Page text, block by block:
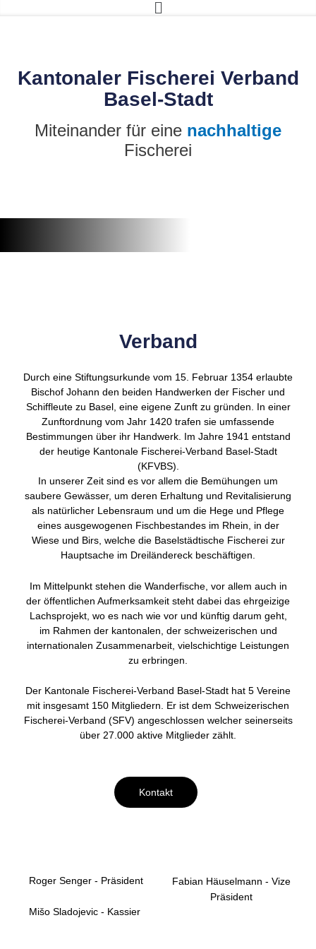
Main
Kantonaler Fischerei Verband
Basel-Stadt
Miteinander für eine nachhaltige
Fischerei
Fabian Häuselmann - Vize
Präsident
Roger Senger - Präsident
Mišo Sladojevic - Kassier
Verband
Durch eine Stiftungsurkunde vom 15. Februar 1354 erlaubte
Bischof Johann den beiden Handwerken der Fischer und
Schiffleute zu Basel, eine eigene Zunft zu gründen. In einer
Zunftordnung vom Jahr 1420 trafen sie umfassende
Bestimmungen über ihr Handwerk. Im Jahre 1941 entstand
der heutige Kantonale Fischerei-Verband Basel-Stadt
(KFVBS).
In unserer Zeit sind es vor allem die Bemühungen um
saubere Gewässer, um deren Erhaltung und Revitalisierung
als natürlicher Lebensraum und um die Hege und Pflege
eines ausgewogenen Fischbestandes im Rhein, in der
Wiese und Birs, welche die Baselstädtische Fischerei zur
Hauptsache im Dreiländereck beschäftigen.
Im Mittelpunkt stehen die Wanderfische, vor allem auch in
der öffentlichen Aufmerksamkeit steht dabei das ehrgeizige
Lachsprojekt, wo es nach wie vor und künftig darum geht,
im Rahmen der kantonalen, der schweizerischen und
internationalen Zusammenarbeit, vielschichtige Leistungen
zu erbringen.
Der Kantonale Fischerei-Verband Basel-Stadt hat 5 Vereine
mit insgesamt 150 Mitgliedern. Er ist dem Schweizerischen
Fischerei-Verband (SFV) angeschlossen welcher seinerseits
über 27.000 aktive Mitglieder zählt.
Kontakt